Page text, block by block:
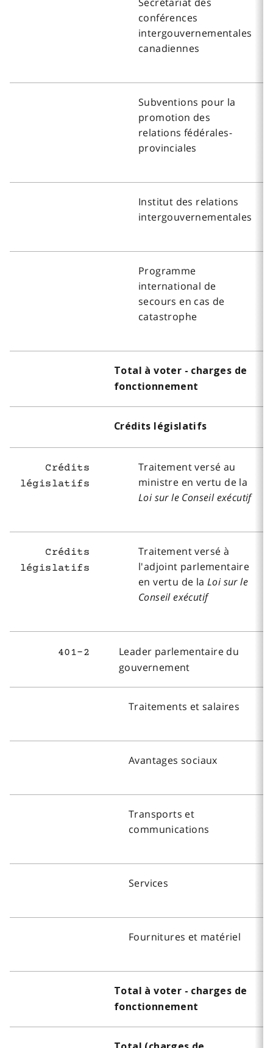
conférences
intergouvernementales
canadiennes
Subventions pour la
promotion des
relations fédérales-
provinciales
Institut des relations
intergouvernementales
Programme
international de
secours en cas de
catastrophe
Total à voter - charges de
fonctionnement
Crédits législatifs
Crédits
législatifs
Traitement versé au
ministre en vertu de la
Loi sur le Conseil exécutif
Crédits
législatifs
Traitement versé à
l'adjoint parlementaire
en vertu de laLoi sur le
Conseil exécutif
401-2
Leader parlementaire du
gouvernement
Traitements et salaires
Avantages sociaux
Transports et
communications
Services
Fournitures et matériel
Total à voter - charges de
fonctionnement